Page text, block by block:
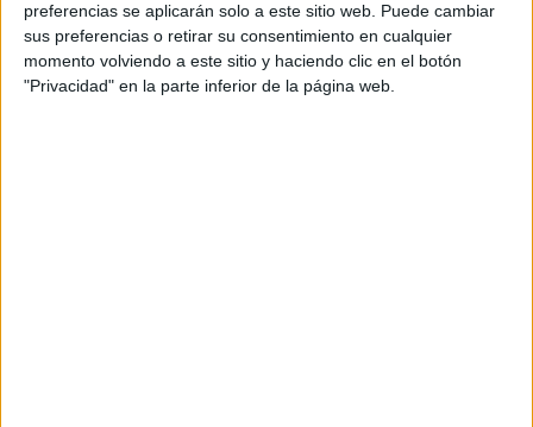
preferencias se aplicarán solo a este sitio web. Puede cambiar
sus preferencias o retirar su consentimiento en cualquier
momento volviendo a este sitio y haciendo clic en el botón
"Privacidad" en la parte inferior de la página web.
DESCARGA MÁS ABAJO EL
RECURSO EN PDF